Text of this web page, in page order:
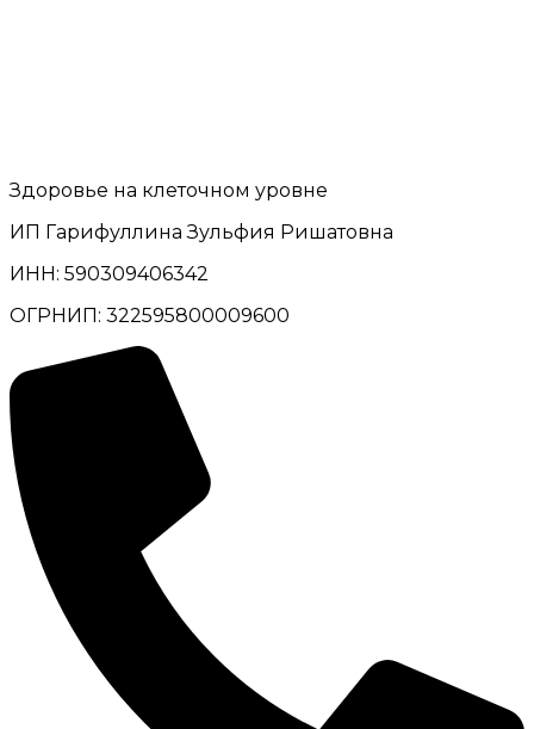
Здоровье на клеточном уровне
ИП Гарифуллина Зульфия Ришатовна
ИНН: 590309406342
ОГРНИП: 322595800009600